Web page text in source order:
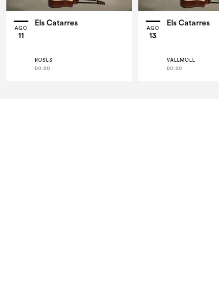
AGO
11
Els Catarres
ROSES
00:00
AGO
13
Els Catarres
VALLMOLL
00:00